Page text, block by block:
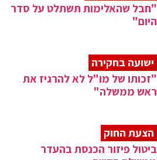
"חבל שהאלימות תשתלט על סדר
היום"
ישועה בחקירה
"זכותו של מו"ל לא להרגיז את
ראש ממשלה"
הצעת החוק
ביטול פיזור הכנסת בהעדר